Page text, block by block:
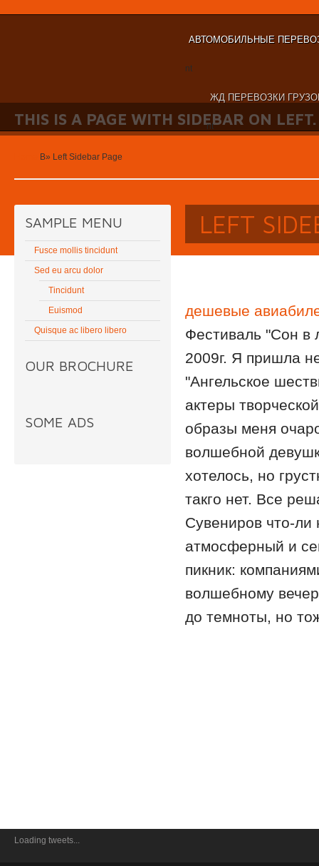
АВТОМОБИЛЬНЫЕ
nt
ЖД ПЕРЕВОЗКИ
nt
THIS IS A PAGE WITH SIDEBAR ON LEFT.
В» Left Sidebar Page
SAMPLE MENU
Fusce mollis tincidunt
Sed eu arcu dolor
Tincidunt
Euismod
Quisque ac libero libero
OUR BROCHURE
SOME ADS
LEFT
дешевые
Фестиваль "Сон
2009г. Я пришла
"Ангельское
актеры
образы меня
волшебной
хотелось, но
такго нет. Все
Сувениров что-ли
атмосферный и
пикник:
волшебному
до темноты, но
Loading tweets...